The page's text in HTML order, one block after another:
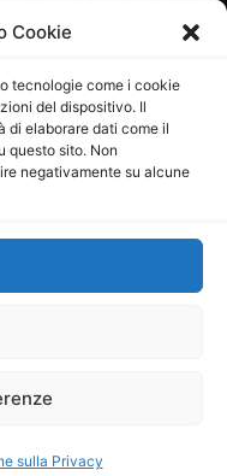
Cookie
tecnologie come i cookie
del dispositivo. Il
di elaborare dati come il
questo sito. Non
negativamente su alcune
sulla Privacy
Scaglione
Calabrese
Cooperativa a r.l. è
di Comunicazione al
info@ladigitale.it